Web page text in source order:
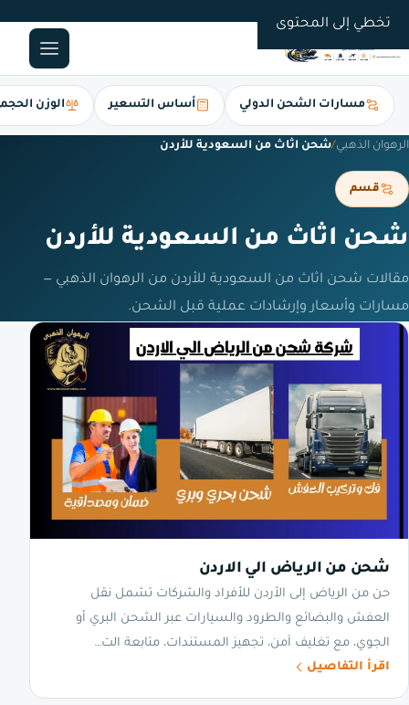
تخطي إلى المحتوى
مسارات الشحن الدولي أساس التسعير الوزن
الرهوان الذهبي/شحن اثاث من السعودية للأردن
قسم
شحن اثاث من السعودية للأردن
مقالات شحن اثاث من السعودية للأردن من الرهوان الذهبي —
مسارات وأسعار وإرشادات عملية قبل الشحن.
شحن من الرياض الي الاردن
حن من الرياض إلى الأردن للأفراد والشركات تشمل نقل
العفش والبضائع والطرود والسيارات عبر الشحن البري أو
الجوي، مع تغليف آمن، تجهيز المستندات، متابعة الت…
اقرأ التفاصيل